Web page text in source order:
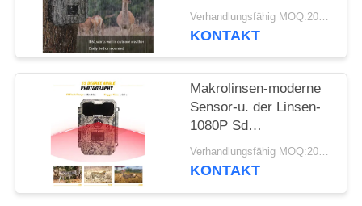
der linsen-1080P
Verhandlungsfähig MOQ:20pcs
KONTAKT
Makrolinsen-moderne
Sensor-u. der Linsen-
1080P Sd
Einbauschlitz-Spur, die
Rotwild-wasserdichtes
Verhandlungsfähig MOQ:20pcs
KONTAKT